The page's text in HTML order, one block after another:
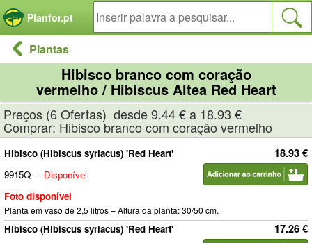
Planfor.pt
Plantas
Hibisco branco com coração
vermelho / Hibiscus Altea Red Heart
Preços (6 Ofertas) desde 9.44 € a 18.93 €
Comprar: Hibisco branco com coração vermelho
18.93 €
Hibisco (Hibiscus syriacus) 'Red Heart'
9915Q - Disponível
Foto disponível
Planta em vaso de 2,5 litros – Altura da planta: 30/50 cm.
17.26 €
Hibisco (Hibiscus syriacus) 'Red Heart'
Painel de Gerenciamento de Cookies